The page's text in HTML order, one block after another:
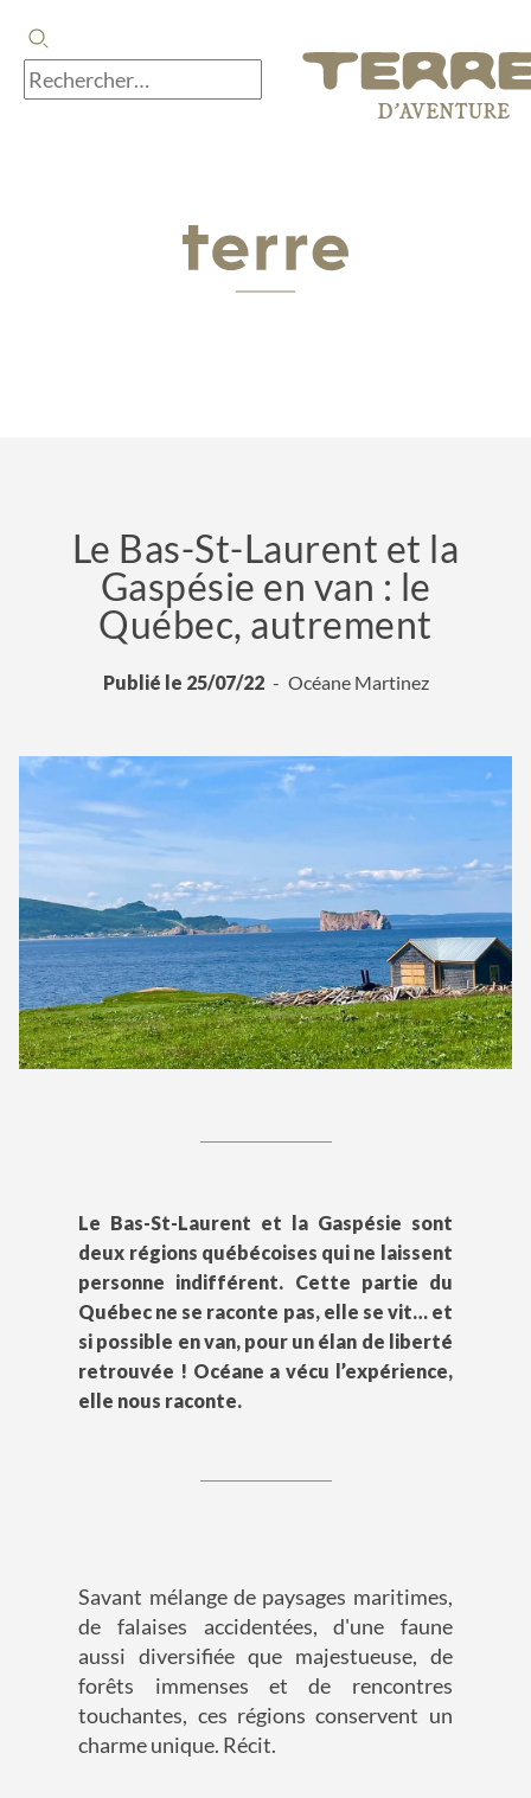
Le Bas-St-Laurent et la
Gaspésie en van : le
Québec, autrement
Publié le 25/07/22 Océane Martinez
Le Bas-St-Laurent et la Gaspésie sont
deux régions québécoises qui ne laissent
personne indifférent. Cette partie du
Québec ne se raconte pas, elle se vit… et
si possible en van, pour un élan de liberté
retrouvée ! Océane a vécu l’expérience,
elle nous raconte.
Savant mélange de paysages maritimes,
de falaises accidentées, d'une faune
aussi diversifiée que majestueuse, de
forêts immenses et de rencontres
touchantes, ces régions conservent un
charme unique. Récit.